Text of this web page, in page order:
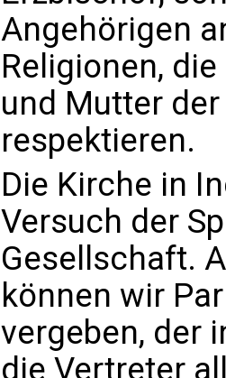
Angehörigen
Religionen,
und Mutter
respektieren.
Die Kirche in
Versuch der
Gesellschaft.
können wir
vergeben,
die Vertreter